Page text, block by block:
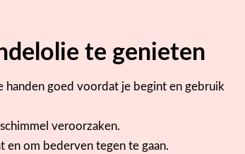
te genieten
handen goed voordat je begint en gebruik
veroorzaken.
en om bederven tegen te gaan.